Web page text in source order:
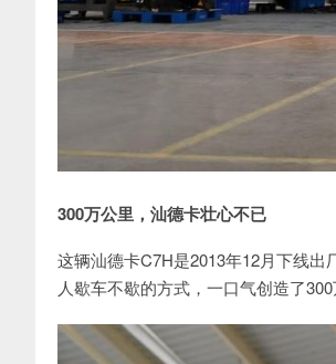
300万公里，汕德卡壮心不已
这辆汕德卡C7H是2013年12月下线
人歇车不歇的方式，一口气创造了300